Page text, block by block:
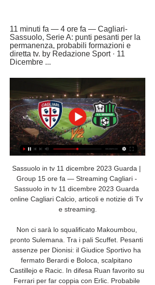
11 minuti fa — 4 ore fa — Cagliari-
Sassuolo, Serie A: punti pesanti per la
permanenza, probabili formazioni e
diretta tv. by Redazione Sport · 11
Dicembre ...
Sassuolo in tv 11 dicembre 2023 Guarda |
Group 15 ore fa — Streaming Cagliari -
Sassuolo in tv 11 dicembre 2023 Guarda
online Cagliari Calcio, articoli e notizie di Tv
e streaming.
Non ci sarà lo squalificato Makoumbou,
pronto Sulemana. Tra i pali Scuffet. Pesanti
assenze per Dionisi: il Giudice Sportivo ha
fermato Berardi e Boloca, scalpitano
Castillejo e Racic. In difesa Ruan favorito su
Ferrari per far coppia con Erlic. Probabile